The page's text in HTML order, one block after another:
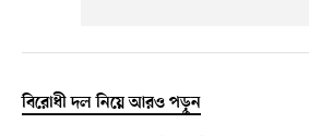
বিরোধী দল নিয়ে আরও পড়ুন